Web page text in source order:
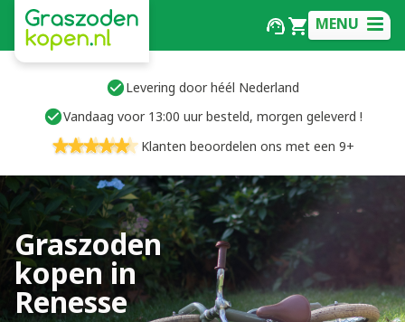
MENU
Levering door héél Nederland
Vandaag voor 13:00 uur besteld, morgen geleverd !
Klanten beoordelen ons met een 9+
Graszoden
kopen in
Renesse